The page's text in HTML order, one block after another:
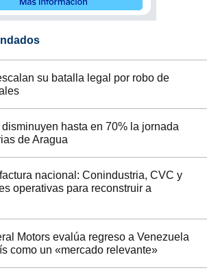
su batalla legal por robo de
hasta en 70% la jornada
de Aragua
nacional: Conindustria, CVC y
operativas para reconstruir a
Motors evalúa regreso a Venezuela
como un «mercado relevante»